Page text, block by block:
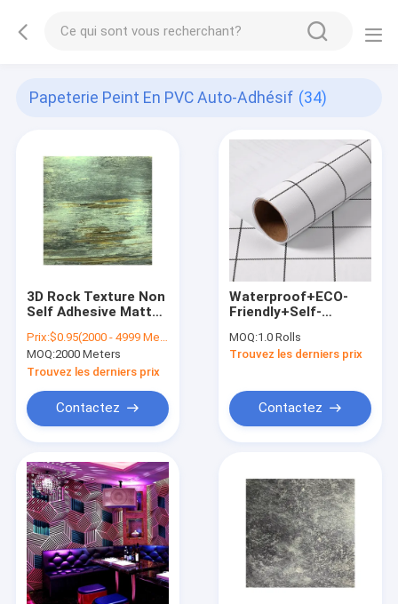
Papeterie Peint En PVC Auto-Adhésif (34)
3D Rock Texture Non
Self Adhesive Matte
Vacuum Press
Prix:$0.95(2000 - 4999 Meters) $0.90(5000 - 9999 Meters) $0.86(>=10000 Meters)
MOQ:2000 Meters
Trouvez les derniers prix
Contactez
Waterproof+ECO-
Friendly+Self-
adhesive Modern
White Plaid Design
MOQ:1.0 Rolls
Trouvez les derniers prix
Contactez